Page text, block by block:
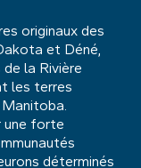
originaux des
et Déné,
la Rivière
les terres
une forte
déterminés